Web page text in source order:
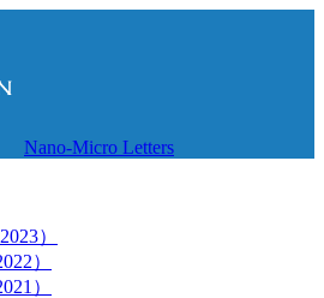
Nano-Micro Letters
）
）
）